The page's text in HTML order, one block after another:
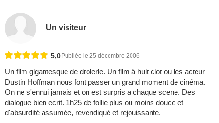
Un visiteur
5,0 Publiée le 25 décembre 2006
Un film gigantesque de drolerie. Un film à huit clot ou les acteur
Dustin Hoffman nous font passer un grand moment de cinéma.
On ne s'ennui jamais et on est surpris a chaque scene. Des
dialogue bien ecrit. 1h25 de follie plus ou moins douce et
d'absurdité assumée, revendiqué et rejouissante.